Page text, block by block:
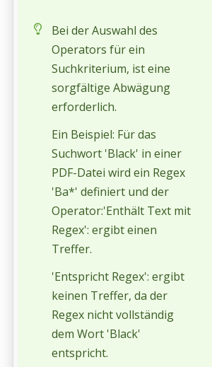
Bei der Auswahl des
Operators für ein
Suchkriterium, ist eine
sorgfältige Abwägung
erforderlich.
Ein Beispiel: Für das
Suchwort 'Black' in einer
PDF-Datei wird ein Regex
'Ba*' definiert und der
Operator:'Enthält Text mit
Regex': ergibt einen
Treffer.
'Entspricht Regex': ergibt
keinen Treffer, da der
Regex nicht vollständig
dem Wort 'Black'
entspricht.